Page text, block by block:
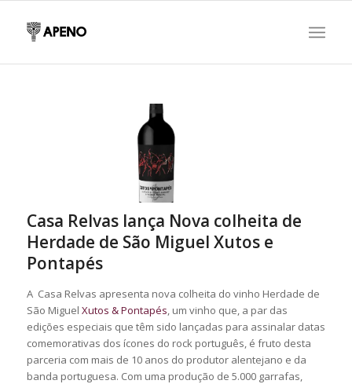
Casa Relvas lança Nova colheita de
Herdade de São Miguel Xutos e
Pontapés
A Casa Relvas apresenta nova colheita do vinho Herdade de
São Miguel Xutos & Pontapés, um vinho que, a par das
edições especiais que têm sido lançadas para assinalar datas
comemorativas dos ícones do rock português, é fruto desta
parceria com mais de 10 anos do produtor alentejano e da
banda portuguesa. Com uma produção de 5.000 garrafas,